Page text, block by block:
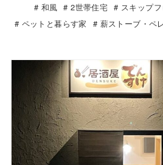
和風
2世帯住宅 スキップ
ペットと暮らす家
薪ストーブ・ペ